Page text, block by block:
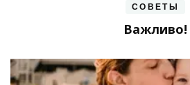
СОВЕТЫ
Важливо!